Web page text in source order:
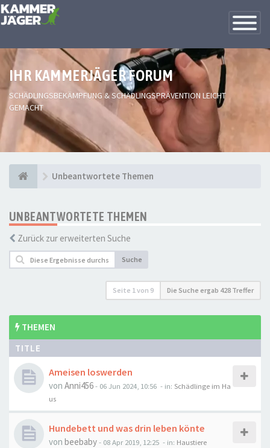
Toggle
IHR KAMMERJÄGER FORUM
SCHÄDLINGSBEKÄMPFUNG & SCHÄDLINGSPRÄVENTION LEICHT
GEMACHT
Unbeantwortete Themen
UNBEANTWORTETE THEMEN
Zurück zur erweiterten Suche
Suche
Seite 1von 9 Die Suche ergab 428 Treffer
THEMEN
TITLE
Ameisen loswerden
von Anni456- 06 Jun 2024, 10:56 - in: Schädlinge im Ha
us
Hundebett und was drin leben könte
von beebaby- 08 Apr 2019, 12:25 - in: Haustiere